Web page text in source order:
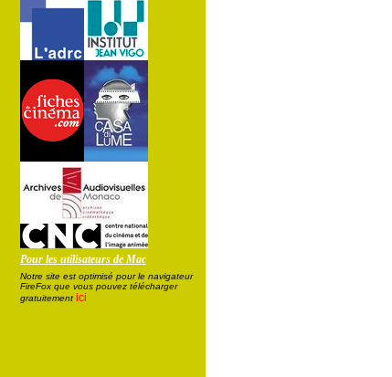
Pour les utilisateurs de Mac
Notre site est optimisé pour le navigateur
FireFox que vous pouvez télécharger
gratuitement ici